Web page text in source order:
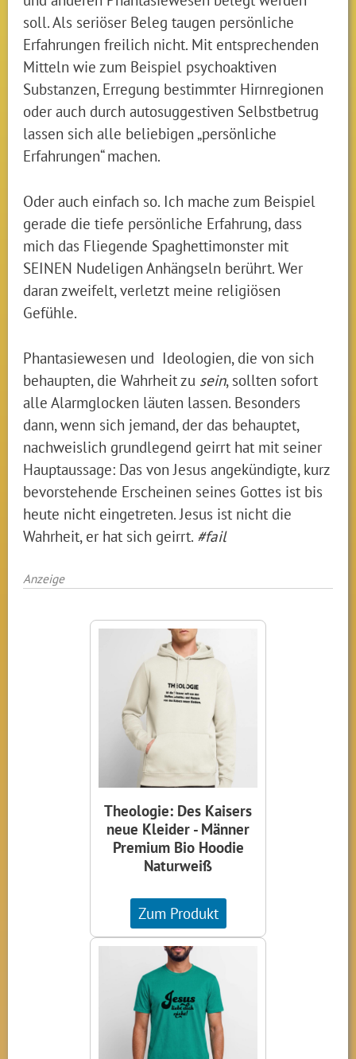
soll. Als seriöser Beleg taugen persönliche
Erfahrungen freilich nicht. Mit entsprechenden
Mitteln wie zum Beispiel psychoaktiven
Substanzen, Erregung bestimmter Hirnregionen
oder auch durch autosuggestiven Selbstbetrug
lassen sich alle beliebigen „persönliche
Erfahrungen“ machen.
Oder auch einfach so. Ich mache zum Beispiel
gerade die tiefe persönliche Erfahrung, dass
mich das Fliegende Spaghettimonster mit
SEINEN Nudeligen Anhängseln berührt. Wer
daran zweifelt, verletzt meine religiösen
Gefühle.
Phantasiewesen und Ideologien, die von sich
behaupten, die Wahrheit zu sein, sollten sofort
alle Alarmglocken läuten lassen. Besonders
dann, wenn sich jemand, der das behauptet,
nachweislich grundlegend geirrt hat mit seiner
Hauptaussage: Das von Jesus angekündigte, kurz
bevorstehende Erscheinen seines Gottes ist bis
heute nicht eingetreten. Jesus ist nicht die
Wahrheit, er hat sich geirrt. #fail
Anzeige
Theologie: Des Kaisers
neue Kleider - Männer
Premium Bio Hoodie
Naturweiß
Zum Produkt